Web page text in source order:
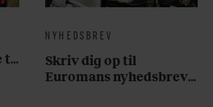
til
NYHEDSBREV
Skriv dig op til
Euromans nyhedsbrev